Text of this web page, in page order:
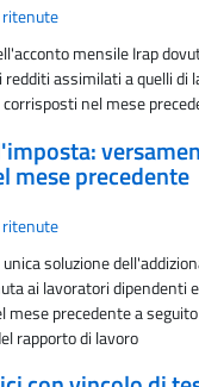
ritenute
mensile Irap
redditi assimilati a quelli di
nel mese
mese precedente
ritenute
soluzione
ai lavoratori dipendenti
mese precedente a
rapporto di lavoro